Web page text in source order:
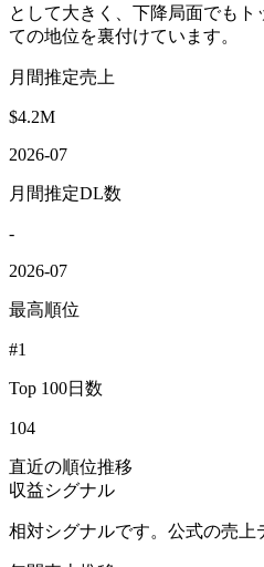
として大きく、下降局面でも
ての地位を裏付けています。
月間推定売上
$4.2M
2026-07
月間推定DL数
-
2026-07
最高順位
#1
Top 100日数
104
直近の順位推移
収益シグナル
相対シグナルです。公式の売上